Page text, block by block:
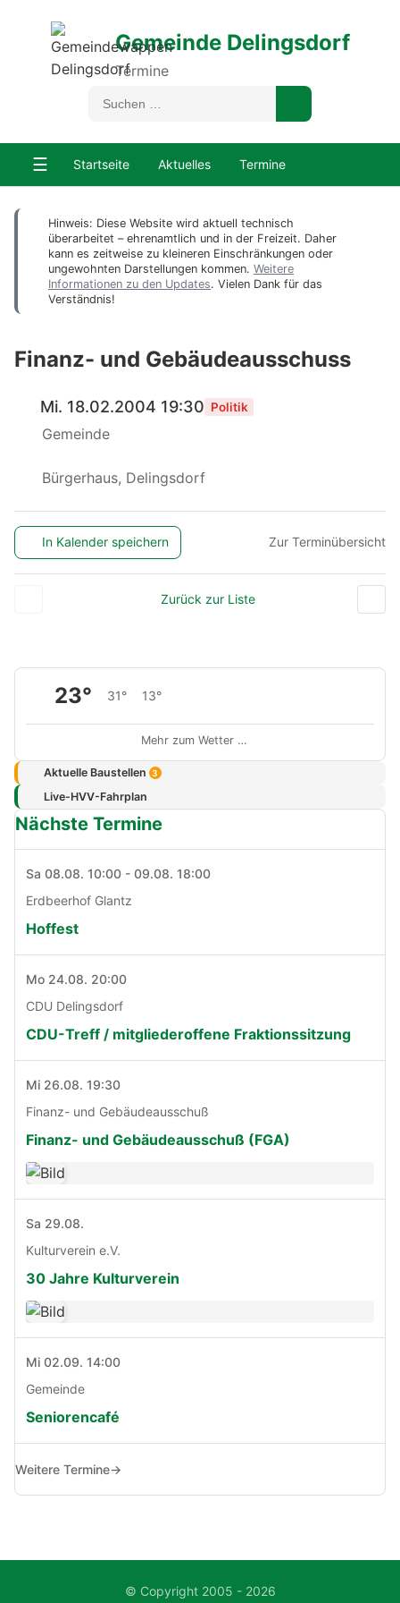
Gemeinde Delingsdorf
Termine
☰ Startseite Aktuelles Termine
Hinweis: Diese Website wird aktuell technisch
überarbeitet – ehrenamtlich und in der Freizeit. Daher
kann es zeitweise zu kleineren Einschränkungen oder
ungewohnten Darstellungen kommen. Weitere
Informationen zu den Updates. Vielen Dank für das
Verständnis!
Finanz- und Gebäudeausschuss
Mi. 18.02.2004 19:30 Politik
Gemeinde
Bürgerhaus, Delingsdorf
In Kalender speichern Zur Terminübersicht
Zurück zur Liste
23° 31° 13°
Mehr zum Wetter …
Aktuelle Baustellen 3
Live-HVV-Fahrplan
Nächste Termine
Sa 08.08. 10:00 - 09.08. 18:00
Erdbeerhof Glantz
Hoffest
Mo 24.08. 20:00
CDU Delingsdorf
CDU-Treff / mitgliederoffene Fraktionssitzung
Mi 26.08. 19:30
Finanz- und Gebäudeausschuß
Finanz- und Gebäudeausschuß (FGA)
Sa 29.08.
Kulturverein e.V.
30 Jahre Kulturverein
Mi 02.09. 14:00
Gemeinde
Seniorencafé
Weitere Termine→
© Copyright 2005 - 2026